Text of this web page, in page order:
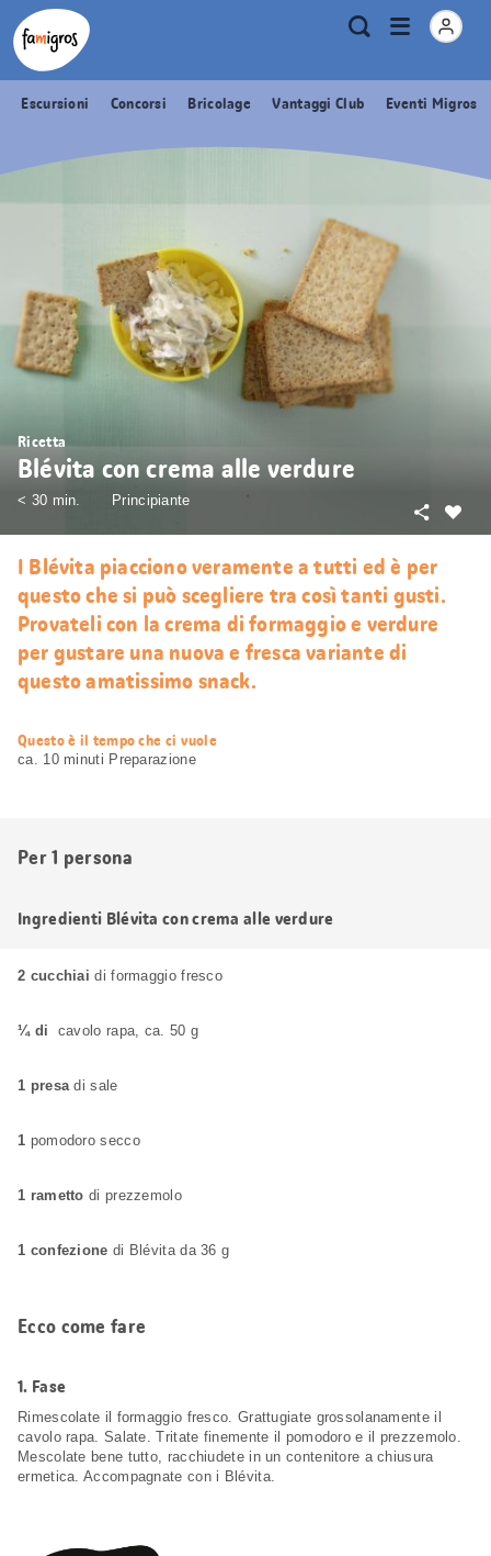
Navigazione
segnalibri
Header
Logo Metanavigazione
Ricerca
Apri
menu
Escursioni Concorsi Bricolage Vantaggi Club Eventi Migros
Ricetta
Blévita con crema alle verdure
< 30 min.
Principiante
Condividi
I Blévita piacciono veramente a tutti ed è per
questo che si può scegliere tra così tanti gusti.
Provateli con la crema di formaggio e verdure
per gustare una nuova e fresca variante di
questo amatissimo snack.
web.recipe.accessibilityTitle
Questo è il tempo che ci vuole
ca. 10 minuti Preparazione
Per 1 persona
Ingredienti Blévita con crema alle verdure
2 cucchiai di formaggio fresco
¼ di cavolo rapa, ca. 50 g
1 presa di sale
1 pomodoro secco
1 rametto di prezzemolo
1 confezione di Blévita da 36 g
Ecco come fare
1. Fase
Rimescolate il formaggio fresco. Grattugiate grossolanamente il
cavolo rapa. Salate. Tritate finemente il pomodoro e il prezzemolo.
Mescolate bene tutto, racchiudete in un contenitore a chiusura
ermetica. Accompagnate con i Blévita.